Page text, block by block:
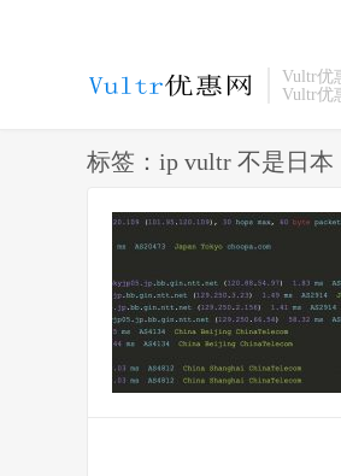
Vultr优
Vultr优
标签：ip vultr 不是日本